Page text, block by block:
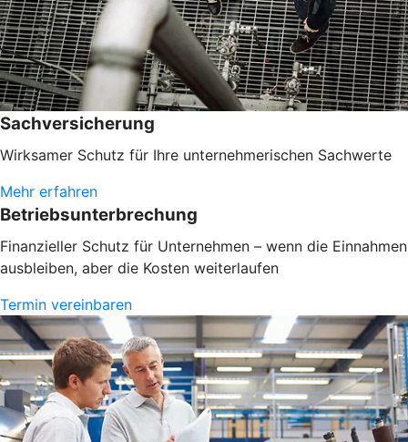
Sachversicherung
Wirksamer Schutz für Ihre unternehmerischen Sachwerte
Mehr erfahren
Betriebsunterbrechung
Finanzieller Schutz für Unternehmen – wenn die Einnahmen
ausbleiben, aber die Kosten weiterlaufen
Termin vereinbaren